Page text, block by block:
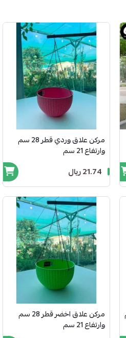
مركن علاق وردي قطر 28 سم
وارتفاع 21 سم
21.74 ريال
مركن علاق اخضر قطر 28 سم
وارتفاع 21 سم